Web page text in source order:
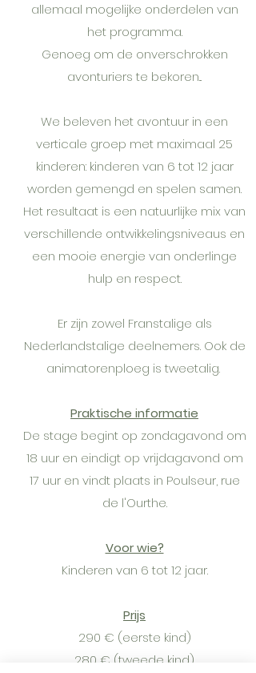
allemaal mogelijke onderdelen van
het programma.
Genoeg om de onverschrokken
avonturiers te bekoren...
We beleven het avontuur in een
verticale groep met maximaal 25
kinderen: kinderen van 6 tot 12 jaar
worden gemengd en spelen samen.
Het resultaat is een natuurlijke mix van
verschillende ontwikkelingsniveaus en
een mooie energie van onderlinge
hulp en respect.
Er zijn zowel Franstalige als
Nederlandstalige deelnemers. Ook de
animatorenploeg is tweetalig.
Praktische informatie
De stage begint op zondagavond om
18 uur en eindigt op vrijdagavond om
17 uur en vindt plaats in Poulseur, rue
de l'Ourthe.
Voor wie?
Kinderen van 6 tot 12 jaar.
Prijs
290 € (eerste kind)
280 € (tweede kind)​​​​